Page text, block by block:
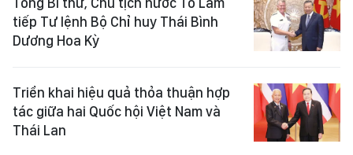
tiếp Tư lệnh Bộ Chỉ huy Thái Bình
Dương Hoa Kỳ
Triển khai hiệu quả thỏa thuận hợp
tác giữa hai Quốc hội Việt Nam và
Thái Lan